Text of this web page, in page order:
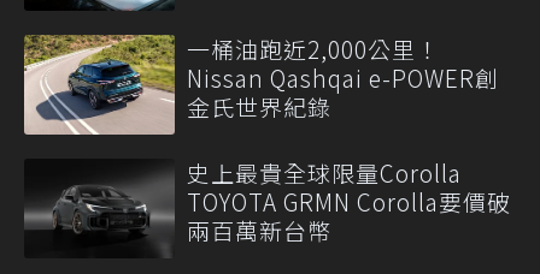
一桶油跑近2,000公里！
Nissan Qashqai e-POWER創
金氏世界紀錄
史上最貴全球限量Corolla
TOYOTA GRMN Corolla要價破
兩百萬新台幣